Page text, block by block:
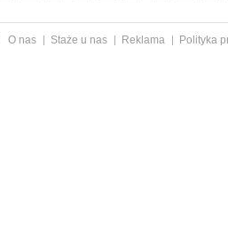
O nas Staże u nas Reklama
Polityka